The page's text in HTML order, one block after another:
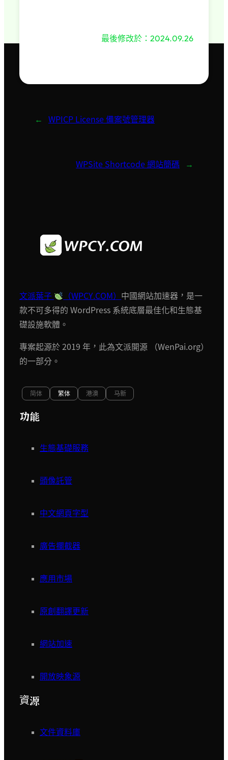
最後修改於： 2024.09.26
← WPICP License 備案號管理器
WPSite Shortcode 網站簡碼 →
文派葉子 （WPCY.COM） 中國網站加速器，是一
款不可多得的 WordPress 系統底層最佳化和生態基
礎設施軟體。
專案起源於 2019 年，此為文派開源 （WenPai.org）
的一部分。
简体 繁体 港澳 马新
功能
生態基礎服務
頭像託管
中文網頁字型
廣告攔截器
應用市場
原創翻譯更新
網站加速
開放映象源
資源
文件資料庫